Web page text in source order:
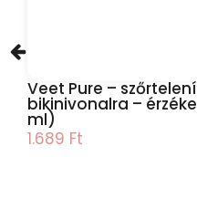
Veet Pure –
bikinivonalra –
ml)
1.689 Ft